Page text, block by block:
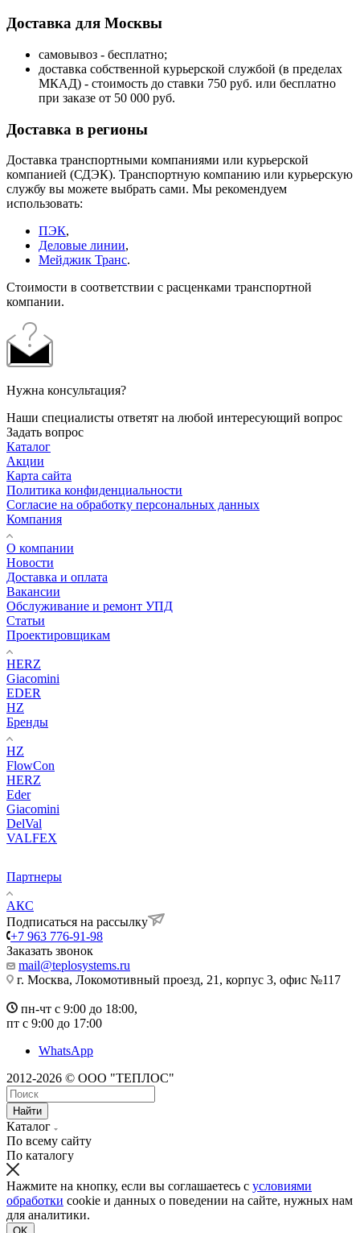
Доставка для Москвы
самовывоз - бесплатно;
доставка собственной курьерской службой (в пределах
МКАД) - стоимость до ставки 750 руб. или бесплатно
при заказе от 50 000 руб.
Доставка в регионы
Доставка транспортными компаниями или курьерской
компанией (СДЭК). Транспортную компанию или курьерскую
службу вы можете выбрать сами. Мы рекомендуем
использовать:
ПЭК,
Деловые линии,
Мейджик Транс.
Стоимости в соответствии с расценками транспортной
компании.
Нужна консультация?
Наши специалисты ответят на любой интересующий вопрос
Задать вопрос
Каталог
Акции
Карта сайта
Политика конфиденциальности
Согласие на обработку персональных данных
Компания
О компании
Новости
Доставка и оплата
Вакансии
Обслуживание и ремонт УПД
Статьи
Проектировщикам
HERZ
Giacomini
EDER
HZ
Бренды
HZ
FlowCon
HERZ
Eder
Giacomini
DelVal
VALFEX
Партнеры
АКС
Подписаться на рассылку
+7 963 776-91-98
Заказать звонок
mail@teplosystems.ru
г. Москва, Локомотивный проезд, 21, корпус 3, офис №117
пн-чт с 9:00 до 18:00,
пт с 9:00 до 17:00
WhatsApp
2012-2026 © ООО "ТЕПЛОС"
Найти
Каталог
По всему сайту
По каталогу
Нажмите на кнопку, если вы соглашаетесь с условиями
обработки cookie и данных о поведении на сайте, нужных нам
для аналитики.